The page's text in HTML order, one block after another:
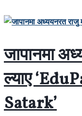
जापानमा
ल्याए
Satark’